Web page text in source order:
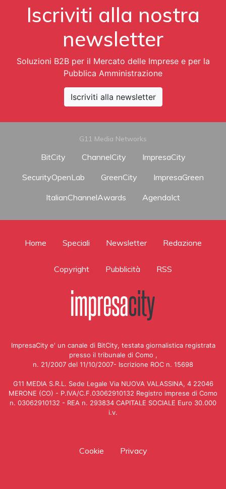
Iscriviti alla nostra
newsletter
Soluzioni B2B per il Mercato delle Imprese e per la
Pubblica Amministrazione
Iscriviti alla newsletter
G11 Media Networks
BitCity ChannelCity
ImpresaCity
SecurityOpenLab
GreenCity
ImpresaGreen
ItalianChannelAwards
AgendaIct
Home Speciali Newsletter Redazione
Copyright Pubblicità RSS
ImpresaCity e' un canale di BitCity, testata giornalistica registrata
presso il tribunale di Como ,
n. 21/2007 del 11/10/2007- Iscrizione ROC n. 15698
G11 MEDIA S.R.L. Sede Legale Via NUOVA VALASSINA, 4 22046
MERONE (CO) - P.IVA/C.F.03062910132 Registro imprese di Como
n. 03062910132 - REA n. 293834 CAPITALE SOCIALE Euro 30.000
i.v.
Cookie Privacy